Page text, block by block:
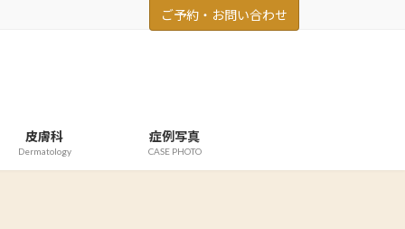
ご予約・お問い合わせ
皮膚科
Dermatology
症例写真
CASE PHOTO